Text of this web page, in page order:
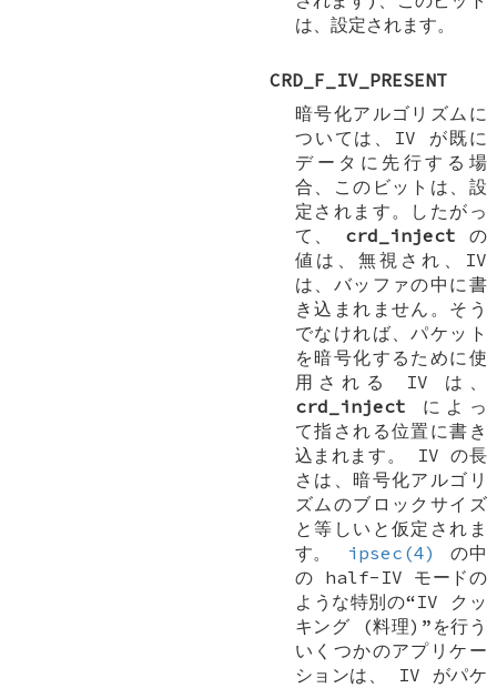
は、設定されます。
CRD_F_IV_PRESENT
暗号化アルゴリズムに
ついては、IV が既に
データに先行する場
合、このビットは、設
定されます。したがっ
て、 crd_inject の
値は、無視され、IV
は、バッファの中に書
き込まれません。そう
でなければ、パケット
を暗号化するために使
用される IV は、
crd_inject によっ
て指される位置に書き
込まれます。 IV の長
さは、暗号化アルゴリ
ズムのブロックサイズ
と等しいと仮定されま
す。
ipsec(4)
の中
の half-IV モードの
ような特別の“IV クッ
キング (料理)”を行う
いくつかのアプリケー
ションは、 IV がパケ